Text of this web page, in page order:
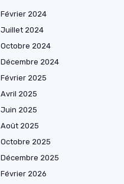
Février 2024
Juillet 2024
Octobre 2024
Décembre 2024
Février 2025
Avril 2025
Juin 2025
Août 2025
Octobre 2025
Décembre 2025
Février 2026